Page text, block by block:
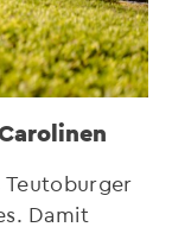
Teutoburger
Damit